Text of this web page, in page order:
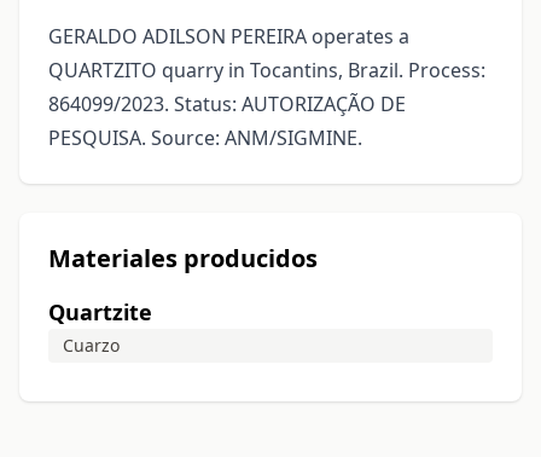
GERALDO ADILSON PEREIRA operates a
QUARTZITO quarry in Tocantins, Brazil. Process:
864099/2023. Status: AUTORIZAÇÃO DE
PESQUISA. Source: ANM/SIGMINE.
Materiales producidos
Quartzite
Cuarzo